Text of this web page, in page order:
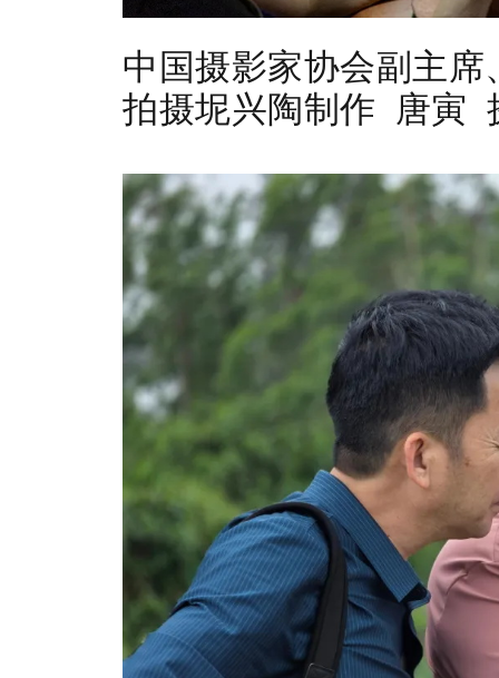
中国摄影家协会副主席
拍摄坭兴陶制作 唐寅